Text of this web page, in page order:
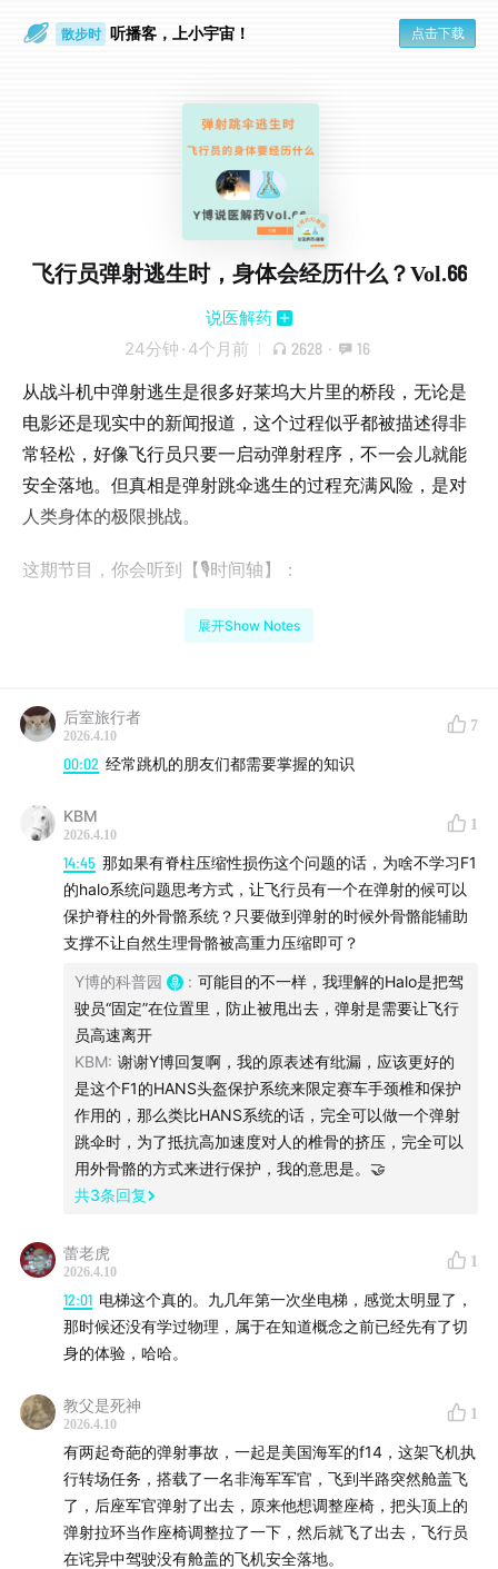
散步时 听播客，上小宇宙！ 点击下载
飞行员弹射逃生时，身体会经历什么？Vol.66
说医解药
24分钟 · 4个月前 2628 · 16
从战斗机中弹射逃生是很多好莱坞大片里的桥段，无论是
电影还是现实中的新闻报道，这个过程似乎都被描述得非
常轻松，好像飞行员只要一启动弹射程序，不一会儿就能
安全落地。但真相是弹射跳伞逃生的过程充满风险，是对
人类身体的极限挑战。
这期节目，你会听到【🎙️时间轴】：
工程师James Martin与飞行员Valentine Baker于1934年
建立Martin-Baker，起初致力于飞机设计生产，Baker作
年丧生于试飞事故。
Martin深受刺激，从此更为关注飞行员安全问题，他的设
计创新大幅提升了现代弹射座椅的适用范围，包括催生了
“零零”级别弹射座椅。到2025年时，该公司弹射座椅已救
下9812人的性命。
零零弹射不等于零风险
1986年汤姆克鲁斯主演的《壮志凌云》里一个经典镜头是
克鲁斯饰演的男主Maverick与队友Goose因战机发动机熄
火需要弹射逃生，但在弹射过程中，Goose却与脱离的战
机座舱罩相撞丧命。
的。它也展现了飞行员弹射时可能面临的各种复杂环境，
飞行员的身体要经历什么
弹射座椅的火箭点火后产生的加速度之大，会让飞行员处
于人类可承受的超重极限，大部分人超重5G时会陷入昏
迷，战斗机飞行员也只能在9G时短暂维持清醒。但在弹射
过程中，飞行员会短暂经历12-14G，前苏联的一些弹射座
椅更极端，可达20-22G。在极度超重下，弹射时很多飞
行员都会经历短暂的昏迷。
展开Show Notes
后室旅行者
2026.4.10
7
00:02 经常跳机的朋友们都需要掌握的知识
KBM
2026.4.10
1
14:45 那如果有脊柱压缩性损伤这个问题的话，为啥不学习F1
的halo系统问题思考方式，让飞行员有一个在弹射的候可以
保护脊柱的外骨骼系统？只要做到弹射的时候外骨骼能辅助
支撑不让自然生理骨骼被高重力压缩即可？
Y博的科普园 : 可能目的不一样，我理解的Halo是把驾
驶员“固定”在位置里，防止被甩出去，弹射是需要让飞行
员高速离开
KBM: 谢谢Y博回复啊，我的原表述有纰漏，应该更好的
是这个F1的HANS头盔保护系统来限定赛车手颈椎和保护
作用的，那么类比HANS系统的话，完全可以做一个弹射
跳伞时，为了抵抗高加速度对人的椎骨的挤压，完全可以
用外骨骼的方式来进行保护，我的意思是。🤝
共3条回复
蕾老虎
2026.4.10
1
12:01 电梯这个真的。九几年第一次坐电梯，感觉太明显了，
那时候还没有学过物理，属于在知道概念之前已经先有了切
身的体验，哈哈。
教父是死神
2026.4.10
1
有两起奇葩的弹射事故，一起是美国海军的f14，这架飞机执
行转场任务，搭载了一名非海军军官，飞到半路突然舱盖飞
了，后座军官弹射了出去，原来他想调整座椅，把头顶上的
弹射拉环当作座椅调整拉了一下，然后就飞了出去，飞行员
在诧异中驾驶没有舱盖的飞机安全落地。